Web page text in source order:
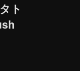
ト